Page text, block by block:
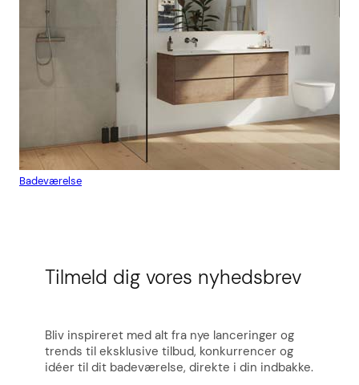
Badeværelse
Tilmeld dig vores nyhedsbrev
Bliv inspireret med alt fra nye lanceringer og
trends til eksklusive tilbud, konkurrencer og
idéer til dit badeværelse, direkte i din indbakke.